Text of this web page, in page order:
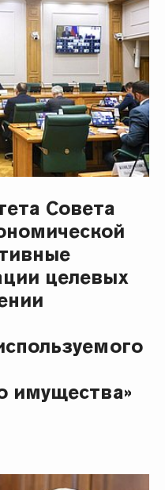
Совета
целевых
имущества»